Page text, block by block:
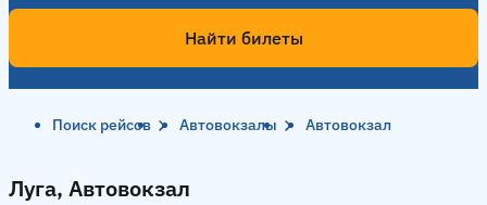
Найти билеты
Поиск рейсов Автовокзалы Автовокзал
Луга, Автовокзал